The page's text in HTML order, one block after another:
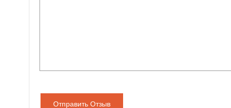
Отправить Отзыв